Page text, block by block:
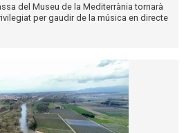
del Museu de la Mediterrània tornarà
per gaudir de la música en directe